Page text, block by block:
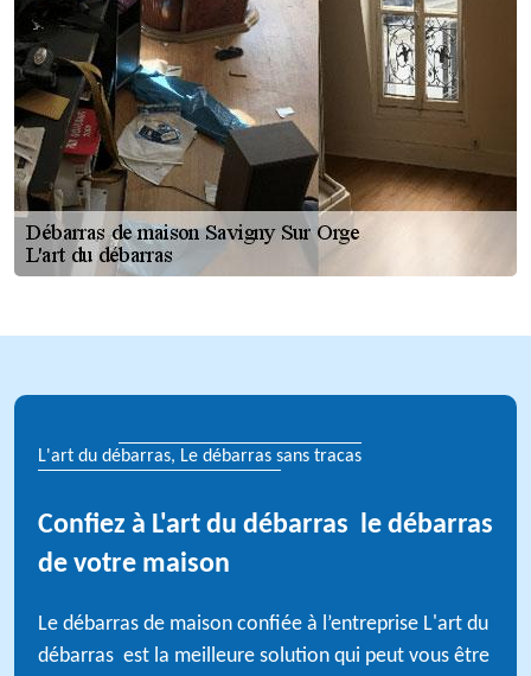
L'art du débarras, Le débarras sans tracas
Confiez à L'art du débarras le débarras
de votre maison
Le débarras de maison confiée à l’entreprise L'art du
débarras est la meilleure solution qui peut vous être